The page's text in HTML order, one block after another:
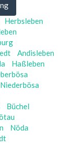
Herbsleben
Andisleben
Haßleben
Niederbösa
Büchel
Nöda